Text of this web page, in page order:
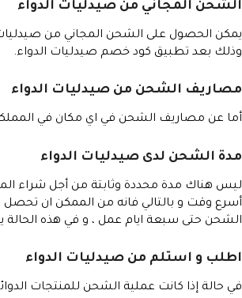
الشحن المجاني من صيدليات الدواء
وذلك بعد تطبيق كود خصم صيدليات الدواء.
مصاريف الشحن من صيدليات الدواء
أما عن مصاريف الشحن في اي مكان في المملكة العربية السعودية فإنه يأتي بقيمة 17
مدة الشحن لدى صيدليات الدواء
ليس هناك مدة محددة وثابتة من أجل شراء
أسرع وقت و بالتالي فانه من الممكن ان
الشحن حتى سبعة ايام عمل ، و في هذه الحالة
اطلب و استلم من صيدليات الدواء
في حالة إذا كانت عملية الشحن للمنتجات